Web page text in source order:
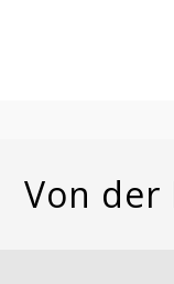
Von der